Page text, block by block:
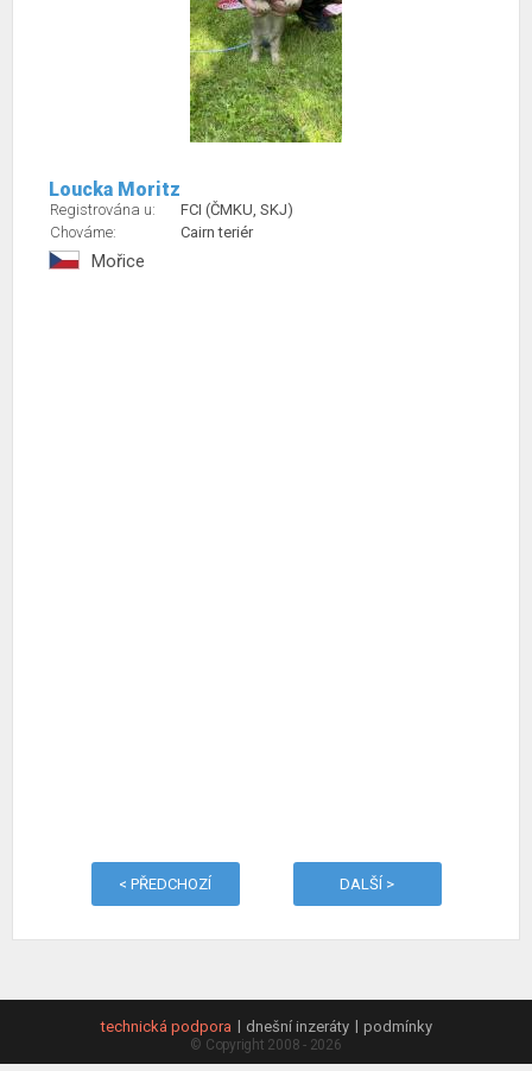
Loucka Moritz
Registrována u:
FCI (ČMKU, SKJ)
Chováme:
Cairn teriér
Mořice
< PŘEDCHOZÍ DALŠÍ >
technická podpora dnešní inzeráty podmínky
© Copyright 2008 - 2026